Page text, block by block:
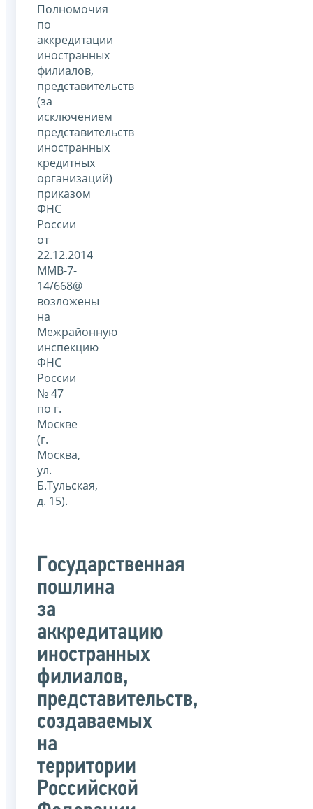
Полномочия
по
аккредитации
иностранных
филиалов,
представительств
(за
исключением
представительств
иностранных
кредитных
организаций)
приказом
ФНС
России
от
22.12.2014
ММВ-7-
14/668@
возложены
на
Межрайонную
инспекцию
ФНС
России
№ 47
по г.
Москве
(г.
Москва,
ул.
Б.Тульская,
д. 15).
Государственная
пошлина
за
аккредитацию
иностранных
филиалов,
представительств,
создаваемых
на
территории
Российской